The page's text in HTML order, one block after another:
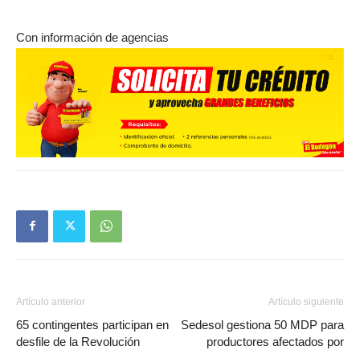
Con información de agencias
Artículo anterior
65 contingentes participan en
desfile de la Revolución
Artículo siguiente
Sedesol gestiona 50 MDP para
productores afectados por